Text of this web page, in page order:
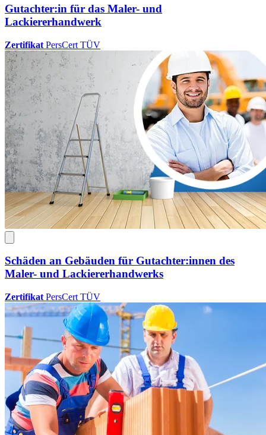
Gutachter:in für das Maler- und
Lackiererhandwerk
Zertifikat PersCert TÜV
Schäden an Gebäuden für Gutachter:innen des
Maler- und Lackiererhandwerks
Zertifikat PersCert TÜV